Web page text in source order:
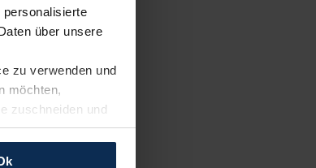
personalisierte
über unsere
zu verwenden und
möchten,
zuschneiden und
anpassen